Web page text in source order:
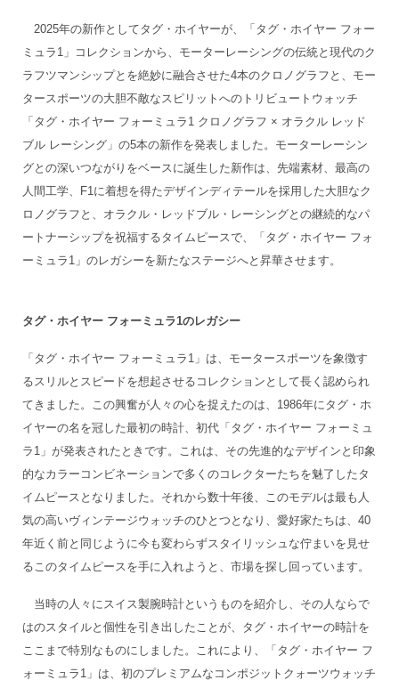
2025年の新作としてタグ・ホイヤーが、「タグ・ホイヤー フォー
ミュラ1」コレクションから、モーターレーシングの伝統と現代のク
ラフツマンシップとを絶妙に融合させた4本のクロノグラフと、モー
タースポーツの大胆不敵なスピリットへのトリビュートウォッチ
「タグ・ホイヤー フォーミュラ1 クロノグラフ × オラクル レッド
ブル レーシング」の5本の新作を発表しました。モーターレーシン
グとの深いつながりをベースに誕生した新作は、先端素材、最高の
人間工学、F1に着想を得たデザインディテールを採用した大胆なク
ロノグラフと、オラクル・レッドブル・レーシングとの継続的なパ
ートナーシップを祝福するタイムピースで、「タグ・ホイヤー フォ
ーミュラ1」のレガシーを新たなステージへと昇華させます。
タグ・ホイヤー フォーミュラ1のレガシー
「タグ・ホイヤー フォーミュラ1」は、モータースポーツを象徴す
るスリルとスピードを想起させるコレクションとして長く認められ
てきました。この興奮が人々の心を捉えたのは、1986年にタグ・ホ
イヤーの名を冠した最初の時計、初代「タグ・ホイヤー フォーミュ
ラ1」が発表されたときです。これは、その先進的なデザインと印象
的なカラーコンビネーションで多くのコレクターたちを魅了したタ
イムピースとなりました。それから数十年後、このモデルは最も人
気の高いヴィンテージウォッチのひとつとなり、愛好家たちは、40
年近く前と同じように今も変わらずスタイリッシュな佇まいを見せ
るこのタイムピースを手に入れようと、市場を探し回っています。
当時の人々にスイス製腕時計というものを紹介し、その人ならで
はのスタイルと個性を引き出したことが、タグ・ホイヤーの時計を
ここまで特別なものにしました。これにより、「タグ・ホイヤー フ
ォーミュラ1」は、初のプレミアムなコンポジットクォーツウォッチ